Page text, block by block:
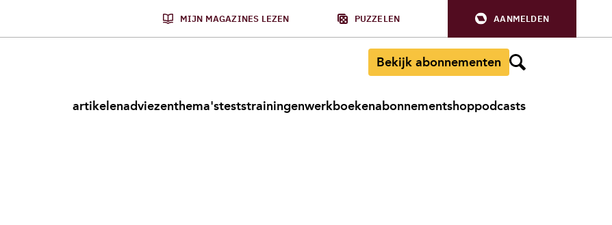
MIJN MAGAZINES LEZEN PUZZELEN AANMELDEN
Bekijk abonnementen
artikelenadviezenthema'steststrainingenwerkboekenabonnementshoppodcasts